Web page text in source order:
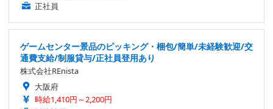
正社員
ゲームセンター景品のピッキング・梱包/簡単/未経験歓迎/交
通費支給/制服貸与/正社員登用あり
株式会社REnista
大阪府
時給1,410円～2,200円